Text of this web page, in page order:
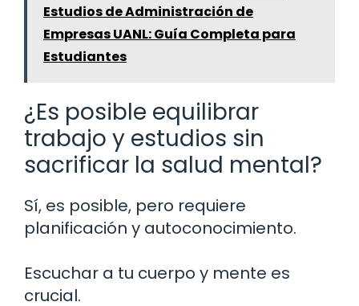
Estudios de Administración de
Empresas UANL: Guía Completa para
Estudiantes
¿Es posible equilibrar
trabajo y estudios sin
sacrificar la salud mental?
Sí, es posible, pero requiere
planificación y autoconocimiento.
Escuchar a tu cuerpo y mente es
crucial.